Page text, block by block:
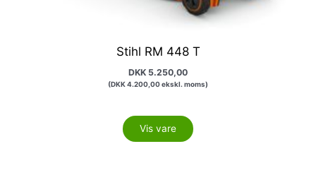
Stihl RM 448 T
DKK 5.250,00
(DKK4.200,00ekskl. moms)
Vis vare